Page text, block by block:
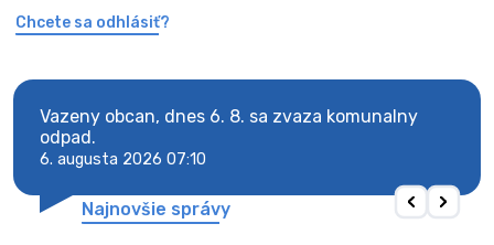
Chcete sa odhlásiť?
Vazeny obcan, dnes 6. 8. sa zvaza komunalny
odpad.
6. augusta 2026 07:10
Najnovšie správy